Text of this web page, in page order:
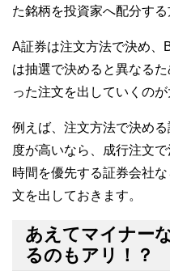
た銘柄を投資家へ配分する
A証券は注文方法で決め、
は抽選で決めると異なる
った注文を出していくのが
例えば、注文方法で決め
度が高いなら、成行注文で
時間を優先する証券会社
文を出しておきます。
あえてマイナー
るのもアリ！？